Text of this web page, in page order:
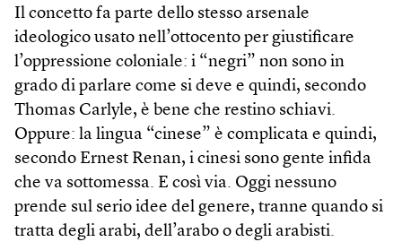
Il concetto fa parte dello stesso arsenale
ideologico usato nell’ottocento per giustificare
l’oppressione coloniale: i “negri” non sono in
grado di parlare come si deve e quindi, secondo
Thomas Carlyle, è bene che restino schiavi.
Oppure: la lingua “cinese” è complicata e quindi,
secondo Ernest Renan, i cinesi sono gente infida
che va sottomessa. E così via. Oggi nessuno
prende sul serio idee del genere, tranne quando si
tratta degli arabi, dell’arabo o degli arabisti.